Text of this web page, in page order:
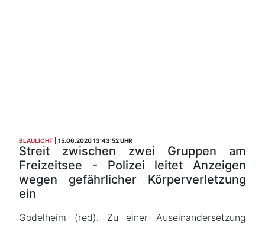
BLAULICHT 15.06.2020 13:43:52 UHR
Streit zwischen zwei Gruppen am
Freizeitsee - Polizei leitet Anzeigen
wegen gefährlicher Körperverletzung
ein
Godelheim (red). Zu einer Auseinandersetzung